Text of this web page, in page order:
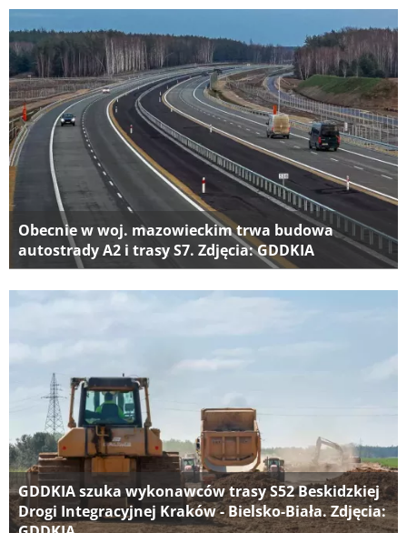
Obecnie w woj. mazowieckim trwa budowa
autostrady A2 i trasy S7. Zdjęcia: GDDKIA
GDDKIA szuka wykonawców trasy S52 Beskidzkiej
Drogi Integracyjnej Kraków - Bielsko-Biała. Zdjęcia: